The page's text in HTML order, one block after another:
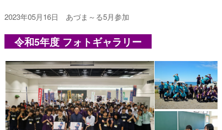
2023年05月16日 あづま～る5月参加
令和5年度 フォトギャラリー